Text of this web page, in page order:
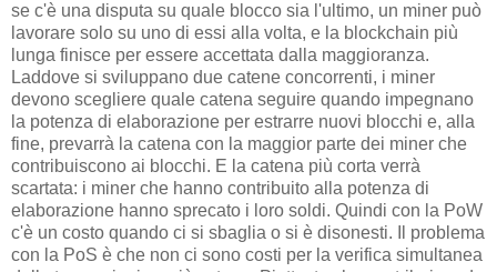
se c'è una disputa su quale blocco sia l'ultimo, un miner può
lavorare solo su uno di essi alla volta, e la blockchain più
lunga finisce per essere accettata dalla maggioranza.
Laddove si sviluppano due catene concorrenti, i miner
devono scegliere quale catena seguire quando impegnano
la potenza di elaborazione per estrarre nuovi blocchi e, alla
fine, prevarrà la catena con la maggior parte dei miner che
contribuiscono ai blocchi. E la catena più corta verrà
scartata: i miner che hanno contribuito alla potenza di
elaborazione hanno sprecato i loro soldi. Quindi con la PoW
c'è un costo quando ci si sbaglia o si è disonesti. Il problema
con la PoS è che non ci sono costi per la verifica simultanea